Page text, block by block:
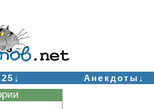
Анекдоты↓